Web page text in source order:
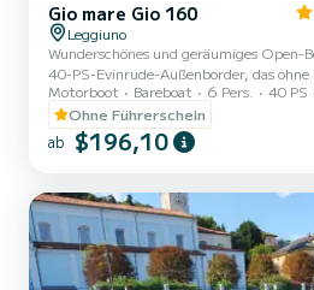
Gio mare Gio 160
Leggiuno
Wunderschönes und geräumiges Open-
40-PS-Evinrude-Außenborder, das
werden kann. Große Sonnenliege im
mit einem äußerst bequemen mittigen
ermöglicht, Ihren Ausflug in völliger
Bord finden Sie die Ausstattung für
Motorboot Bareboat 6 Pers. 40 PS
Ohne Führerschein
ab $196,10